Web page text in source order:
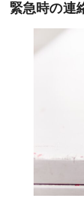
緊急時の連